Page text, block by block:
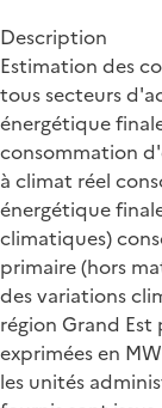
Description
Estimation des
tous secteurs
énergétique
consommation
à climat réel
énergétique
climatiques)
primaire (hors
des variations
région Grand Est
exprimées en
les unités